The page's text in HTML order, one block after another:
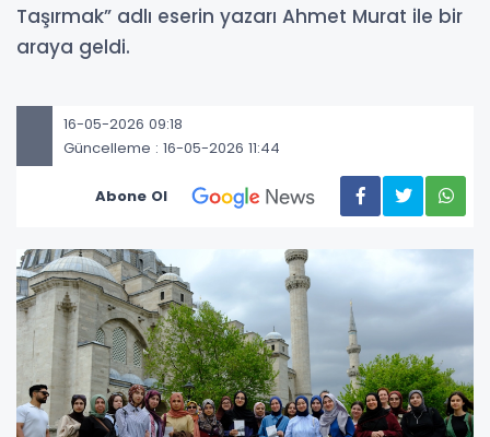
Taşırmak” adlı eserin yazarı Ahmet Murat ile bir
araya geldi.
16-05-2026 09:18
Güncelleme : 16-05-2026 11:44
Abone Ol